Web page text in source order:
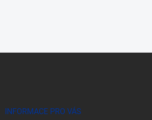
INFORMACE PRO VÁS